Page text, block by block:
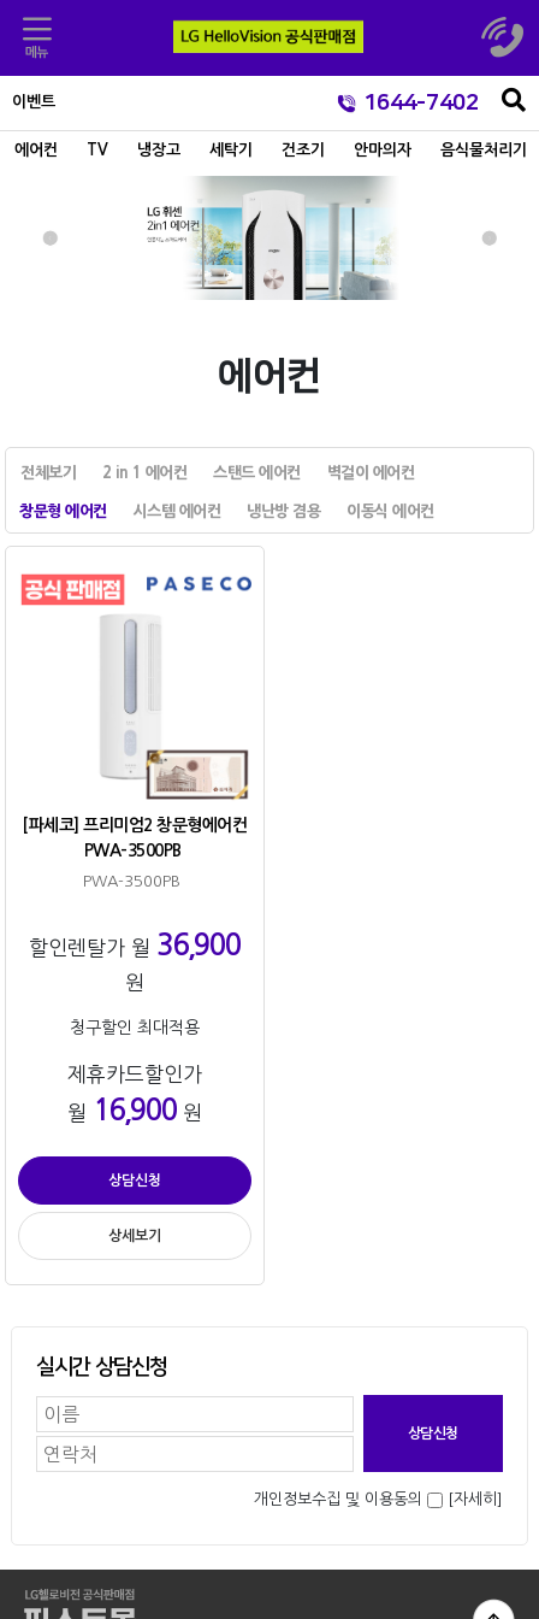
이벤트 1644-7402
에어컨 TV 냉장고 세탁기 건조기 안마의자 음식물처리기
에어컨
전체보기 2 in 1 에어컨 스탠드 에어컨 벽걸이 에어컨
창문형 에어컨 시스템 에어컨 냉난방 겸용 이동식 에어컨
[파세코] 프리미엄2 창문형에어컨
PWA-3500PB
PWA-3500PB
할인렌탈가 월 36,900
원
청구할인 최대적용
제휴카드할인가
월 16,900원
상담신청
상세보기
실시간 상담신청
개인정보수집 및 이용동의 [자세히]